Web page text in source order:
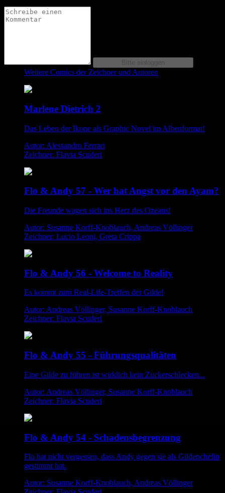
Weitere Comics der Zeichner und Autoren
Marlene Dietrich 2
Das Leben der Ikone als Graphic Novel im Albenformat!
Autor: Alessandro Ferrari
Zeichner: Flavia Scuderi
Flo & Andy 57 - Wer hat Angst vor den Ayam?
Die Freunde wagen sich ins Herz des Ozeans!
Autor: Susanne Korff-Knoblauch, Andreas Völlinger
Zeichner: Lucio Leoni, Greta Crippa
Flo & Andy 56 - Welcome to Reality
Es kommt zum Real-Life-Treffen der Gilde!
Autor: Andreas Völlinger, Susanne Korff-Knoblauch
Zeichner: Flavia Scuderi
Flo & Andy 55 - Führungsqualitäten
Eine Gilde zu führen ist wirklich kein Zuckerschlecken...
Autor: Andreas Völlinger, Susanne Korff-Knoblauch
Zeichner: Flavia Scuderi
Flo & Andy 54 - Schadensbegrenzung
Flo hat nicht vergessen, dass Andy gegen sie als Gildenchefin
gestimmt hat.
Autor: Susanne Korff-Knoblauch, Andreas Völlinger